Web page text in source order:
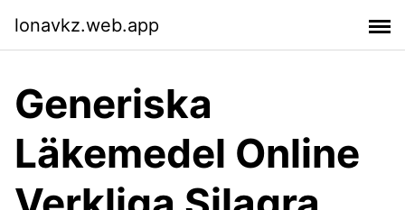
lonavkz.web.app
Generiska
Läkemedel Online